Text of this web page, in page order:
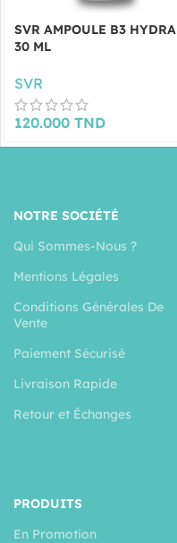
SVR AMPOULE B3 HYDRA
30 ML
SVR
120.000 TND
NOTRE SOCIÉTÉ
Qui Sommes-Nous ?
Mentions Légales
Conditions Générales De
Vente
Paiement Sécurisé
Livraison Rapide
Retour et Échanges
PRODUITS
En Promotion